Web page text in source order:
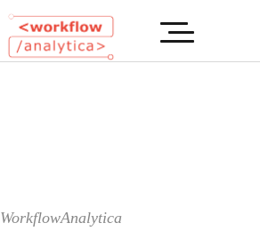
WorkflowAnalytica